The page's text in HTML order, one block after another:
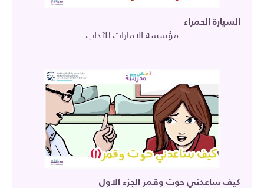
السيارة الحمراء
مؤسسة الامارات للآداب
كيف ساعدني حوت وقمر الجزء الاول